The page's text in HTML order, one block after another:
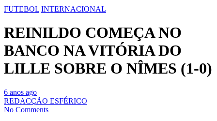
FUTEBOL INTERNACIONAL
REINILDO COMEÇA NO
BANCO NA VITÓRIA DO
LILLE SOBRE O NÎMES (1-0)
6 anos ago
REDACÇÃO ESFÉRICO
No Comments